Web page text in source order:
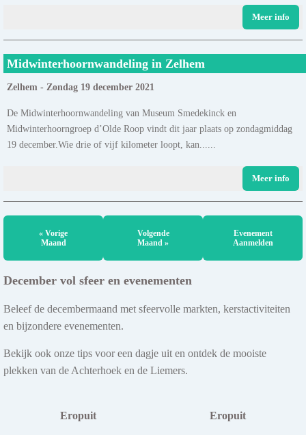
Meer info
Midwinterhoornwandeling in Zelhem
Zelhem - Zondag 19 december 2021
De Midwinterhoornwandeling van Museum Smedekinck en
Midwinterhoorngroep d’Olde Roop vindt dit jaar plaats op zondagmiddag
19 december.Wie drie of vijf kilometer loopt, kan......
Meer info
« Vorige
Maand
Volgende
Maand »
Evenement
Aanmelden
December vol sfeer en evenementen
Beleef de decembermaand met sfeervolle markten, kerstactiviteiten
en bijzondere evenementen.
Bekijk ook onze tips voor een dagje uit en ontdek de mooiste
plekken van de Achterhoek en de Liemers.
Eropuit Eropuit